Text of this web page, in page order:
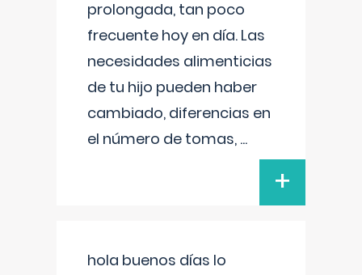
prolongada, tan poco
frecuente hoy en día. Las
necesidades alimenticias
de tu hijo pueden haber
cambiado, diferencias en
el número de tomas, ...
+
hola buenos días lo